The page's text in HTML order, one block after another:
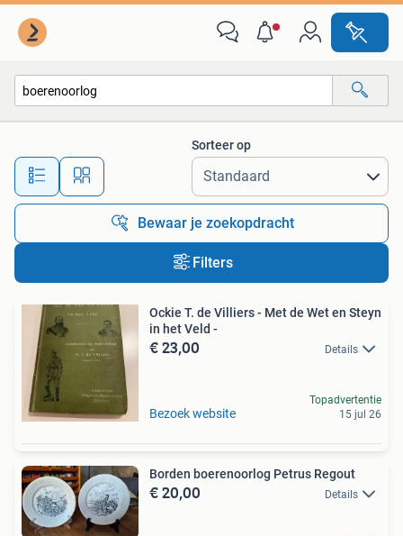
Alle afstanden…
Sorteer op
Bewaar je zoekopdracht
Filters
Ockie T. de Villiers - Met de Wet en Steyn
in het Veld -
€ 23,00 Details
Bezoek website
Topadvertentie
15 jul 26
Borden boerenoorlog Petrus Regout
€ 20,00 Details